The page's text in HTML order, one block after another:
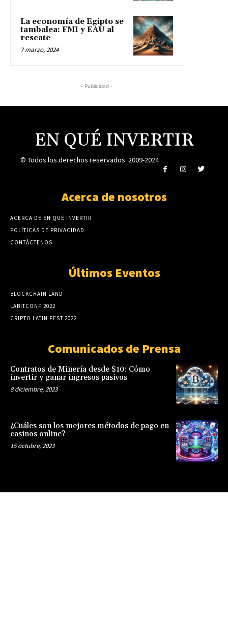
La economía de Egipto se
tambalea: FMI y EAU al
rescate
7 marzo, 2024
- Publicidad -
EN QUÉ INVERTIR
© Todos los derechos reservados. 2009-2024
Acerca de nosotros
ACERCA DE EN QUÉ INVERTIR
POLÍTICAS DE PRIVACIDAD
CONTÁCTENOS
Últimos Eventos
BLOCKCHAIN LAND
LABITCONF 2022
CRIPTO LATIN FEST 2022
Comunicados de Prensa
Contratos de Minería desde $10: Cómo
invertir y ganar ingresos pasivos
8 diciembre, 2023
¿Cuáles son los mejores métodos de pago en
casinos online?
15 octubre, 2023